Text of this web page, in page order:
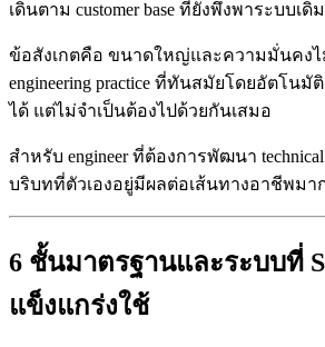
เดินตาม customer base ที่ยังพึ่งพาระบบเดิม
ข้อสังเกตคือ ขนาดใหญ่และความมั่นคงไ
engineering practice ที่ทันสมัยโดยอัตโนมั
ได้ แต่ไม่จำเป็นต้องไปด้วยกันเสมอ
สำหรับ engineer ที่ต้องการพัฒนา
บริบทที่ตัวเองอยู่มีผลต่อเส้นทางอาชีพม
6 ชั้นมาตรฐานและระบบที่
แข็งแกร่งใช้